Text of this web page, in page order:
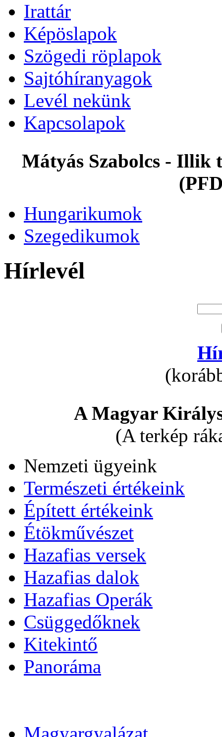
Irattár
Képöslapok
Szögedi röplapok
Sajtóhíranyagok
Levél nekünk
Kapcsolapok
Mátyás Szabolcs - Illik
Hungarikumok
Szegedikumok
Hírlevél
A Magyar
(A terkép
Nemzeti ügyeink
Természeti értékeink
Épített értékeink
Étökművészet
Hazafias versek
Hazafias dalok
Hazafias Operák
Csüggedőknek
Kitekintő
Panoráma